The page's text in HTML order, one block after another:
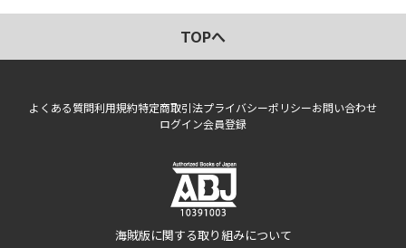
TOPへ
よくある質問利用規約特定商取引法プライバシーポリシーお問い合わせ
ログイン会員登録
海賊版に関する取り組みについて